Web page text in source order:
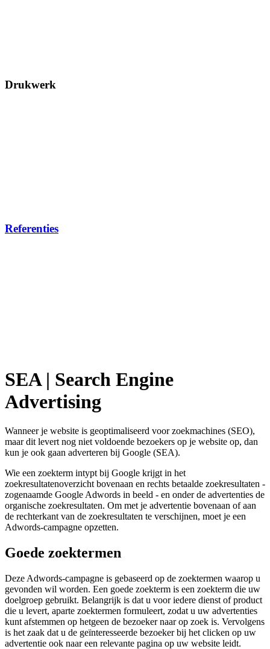
Drukwerk
Referenties
SEA | Search Engine
Advertising
Wanneer je website is geoptimaliseerd voor zoekmachines (SEO),
maar dit levert nog niet voldoende bezoekers op je website op, dan
kun je ook gaan adverteren bij Google (SEA).
Wie een zoekterm intypt bij Google krijgt in het
zoekresultatenoverzicht bovenaan en rechts betaalde zoekresultaten -
zogenaamde Google Adwords in beeld - en onder de advertenties de
organische zoekresultaten. Om met je advertentie bovenaan of aan
de rechterkant van de zoekresultaten te verschijnen, moet je een
Adwords-campagne opzetten.
Goede zoektermen
Deze Adwords-campagne is gebaseerd op de zoektermen waarop u
gevonden wil worden. Een goede zoekterm is een zoekterm die uw
doelgroep gebruikt. Belangrijk is dat u voor iedere dienst of product
die u levert, aparte zoektermen formuleert, zodat u uw advertenties
kunt afstemmen op hetgeen de bezoeker naar op zoek is. Vervolgens
is het zaak dat u de geïnteresseerde bezoeker bij het clicken op uw
advertentie ook naar een relevante pagina op uw website leidt.